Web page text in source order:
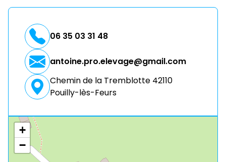
06 35 03 31 48
antoine.pro.elevage@gmail.com
Chemin de la Tremblotte 42110
Pouilly-lès-Feurs
+
−